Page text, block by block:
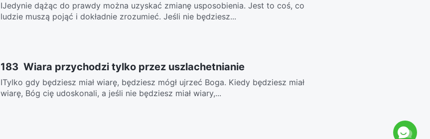
ⅠJedynie dążąc do prawdy można uzyskać zmianę usposobienia. Jest to coś, co
ludzie muszą pojąć i dokładnie zrozumieć. Jeśli nie będziesz...
183 Wiara przychodzi tylko przez uszlachetnianie
ITylko gdy będziesz miał wiarę, będziesz mógł ujrzeć Boga. Kiedy będziesz miał
wiarę, Bóg cię udoskonali, a jeśli nie będziesz miał wiary,...